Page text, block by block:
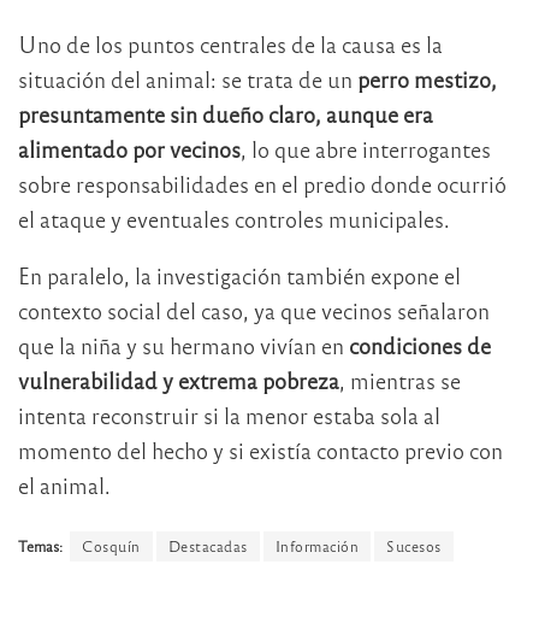
Uno de los puntos centrales de la causa es la
situación del animal: se trata de un perro mestizo,
presuntamente sin dueño claro, aunque era
alimentado por vecinos, lo que abre interrogantes
sobre responsabilidades en el predio donde ocurrió
el ataque y eventuales controles municipales.
En paralelo, la investigación también expone el
contexto social del caso, ya que vecinos señalaron
que la niña y su hermano vivían en condiciones de
vulnerabilidad y extrema pobreza, mientras se
intenta reconstruir si la menor estaba sola al
momento del hecho y si existía contacto previo con
el animal.
Temas: Cosquín Destacadas Información Sucesos